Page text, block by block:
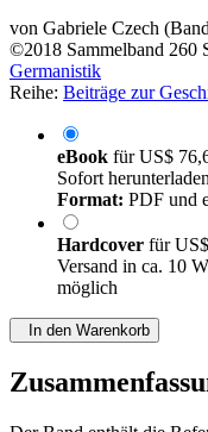
von Gabriele Czech
©2018 Sammelband 260
Germanistik
Reihe: Beiträge zur
eBook fürUS$
Sofort
Format: PDF und
Hardcover für
Versand in ca. 10
möglich
In den Warenkorb